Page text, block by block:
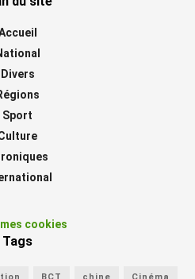
Divers
Sport
cookies
Tags
BCT chine Cinéma